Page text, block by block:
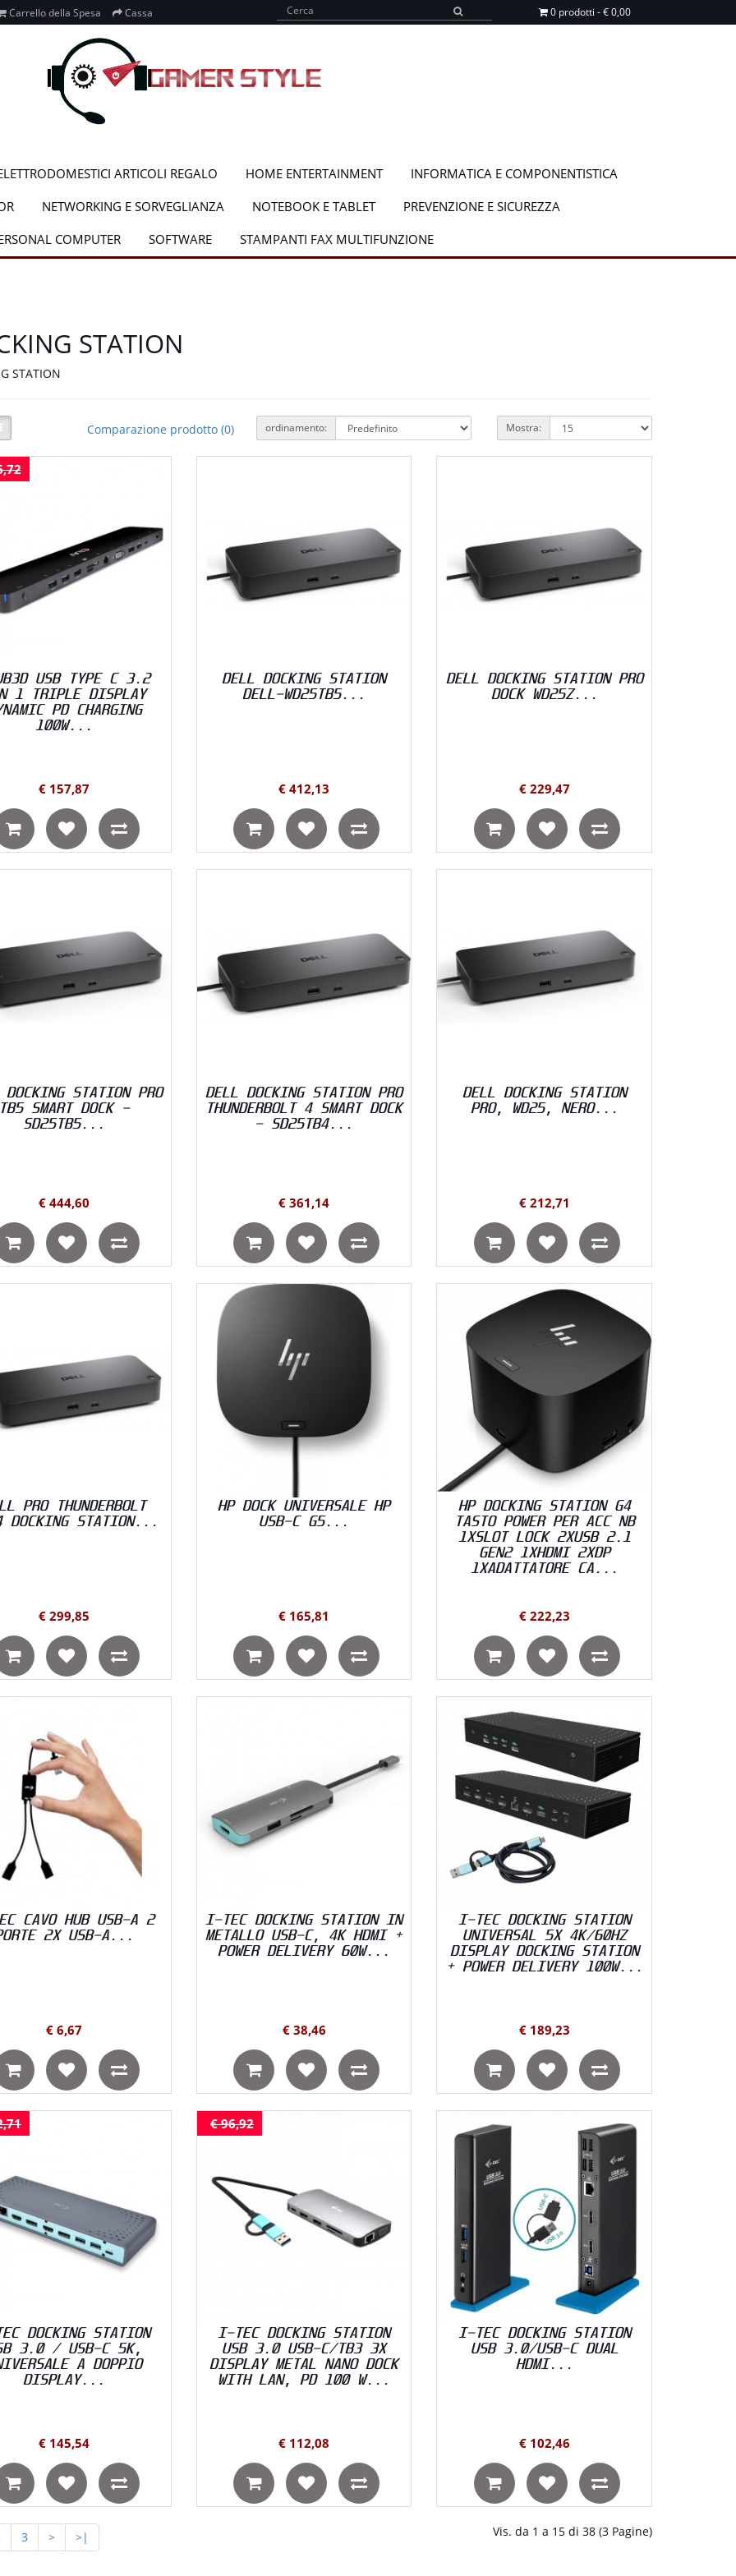
Carrello della Spesa Cassa 0 prodotti - € 0,00
ARTICOLI REGALO HOME ENTERTAINMENT
INFORMATICA E COMPONENTISTICA
NETWORKING E SORVEGLIANZA NOTEBOOK E TABLET
PREVENZIONE E SICUREZZA
COMPUTER
SOFTWARE STAMPANTI FAX MULTIFUNZIONE
STATION
STATION
Comparazione prodotto (0) ordinamento: Mostra:
USB TYPE C 3.2
1 TRIPLE DISPLAY
PD CHARGING
100W...
€ 157,87
DELL DOCKING STATION
DELL-WD25TB5...
€ 412,13
DELL DOCKING STATION PRO
DOCK WD25Z...
€ 229,47
STATION PRO
SMART DOCK -
SD25TB5...
€ 444,60
DELL DOCKING STATION PRO
THUNDERBOLT 4 SMART DOCK
- SD25TB4...
€ 361,14
DELL DOCKING STATION
PRO, WD25, NERO...
€ 212,71
PRO THUNDERBOLT
DOCKING STATION...
€ 299,85
HP DOCK UNIVERSALE HP
USB-C G5...
€ 165,81
HP DOCKING STATION G4
TASTO POWER PER ACC NB
1XSLOT LOCK 2XUSB 2.1
GEN2 1XHDMI 2XDP
1XADATTATORE CA...
€ 222,23
CAVO HUB USB-A 2
2X USB-A...
€ 6,67
I-TEC DOCKING STATION IN
METALLO USB-C, 4K HDMI +
POWER DELIVERY 60W...
€ 38,46
I-TEC DOCKING STATION
UNIVERSAL 5X 4K/60HZ
DISPLAY DOCKING STATION
+ POWER DELIVERY 100W...
€ 189,23
DOCKING STATION
3.0 / USB-C 5K,
A DOPPIO
DISPLAY...
€ 145,54
I-TEC DOCKING STATION
USB 3.0 USB-C/TB3 3X
DISPLAY METAL NANO DOCK
WITH LAN, PD 100 W...
€ 112,08
€ 96,92
I-TEC DOCKING STATION
USB 3.0/USB-C DUAL
HDMI...
€ 102,46
3 > >| Vis. da 1 a 15 di 38 (3 Pagine)